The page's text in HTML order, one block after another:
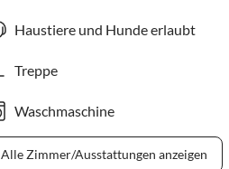
Haustiere und Hunde erlaubt
Treppe
Waschmaschine
Alle Zimmer/Ausstattungen anzeigen